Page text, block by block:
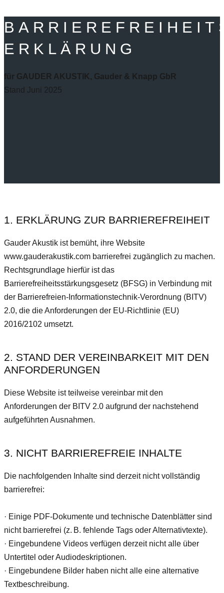
ERKLÄRUNG
für GAUDER AKUSTIK, Gauder & Knapp GbR
Stand Juni 2025
1. ERKLÄRUNG ZUR BARRIEREFREIHEIT
Gauder Akustik ist bemüht, ihre Website
www.gauderakustik.com barrierefrei zugänglich zu machen.
Rechtsgrundlage hierfür ist das
Barrierefreiheitsstärkungsgesetz (BFSG) in Verbindung mit
der Barrierefreien-Informationstechnik-Verordnung (BITV)
2.0, die die Anforderungen der EU-Richtlinie (EU)
2016/2102 umsetzt.
2. STAND DER VEREINBARKEIT MIT DEN
ANFORDERUNGEN
Diese Website ist teilweise vereinbar mit den
Anforderungen der BITV 2.0 aufgrund der nachstehend
aufgeführten Ausnahmen.
3. NICHT BARRIEREFREIE INHALTE
Die nachfolgenden Inhalte sind derzeit nicht vollständig
barrierefrei:
· ​Einige PDF-Dokumente und technische Datenblätter sind
nicht barrierefrei (z. B. fehlende Tags oder Alternativtexte).
· ​Eingebundene Videos verfügen derzeit nicht alle über
Untertitel oder Audiodeskriptionen.
· ​Eingebundene Bilder haben nicht alle eine alternative
Textbeschreibung.